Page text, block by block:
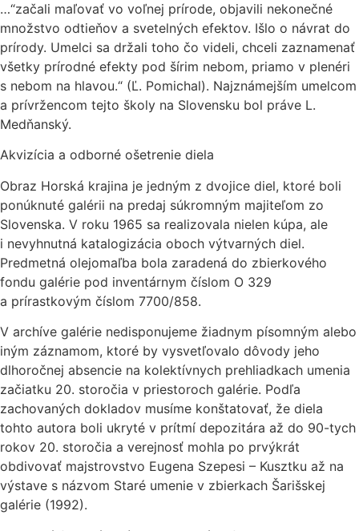
…“začali maľovať vo voľnej prírode, objavili nekonečné
množstvo odtieňov a svetelných efektov. Išlo o návrat do
prírody. Umelci sa držali toho čo videli, chceli zaznamenať
všetky prírodné efekty pod šírim nebom, priamo v plenéri
s nebom na hlavou.“ (Ľ. Pomichal). Najznámejším umelcom
a prívržencom tejto školy na Slovensku bol práve L.
Medňanský.
Akvizícia a odborné ošetrenie diela
Obraz Horská krajina je jedným z dvojice diel, ktoré boli
ponúknuté galérii na predaj súkromným majiteľom zo
Slovenska. V roku 1965 sa realizovala nielen kúpa, ale
i nevyhnutná katalogizácia oboch výtvarných diel.
Predmetná olejomaľba bola zaradená do zbierkového
fondu galérie pod inventárnym číslom O 329
a prírastkovým číslom 7700/858.
V archíve galérie nedisponujeme žiadnym písomným alebo
iným záznamom, ktoré by vysvetľovalo dôvody jeho
dlhoročnej absencie na kolektívnych prehliadkach umenia
začiatku 20. storočia v priestoroch galérie. Podľa
zachovaných dokladov musíme konštatovať, že diela
tohto autora boli ukryté v prítmí depozitára až do 90-tych
rokov 20. storočia a verejnosť mohla po prvýkrát
obdivovať majstrovstvo Eugena Szepesi – Kusztku až na
výstave s názvom Staré umenie v zbierkach Šarišskej
galérie (1992).